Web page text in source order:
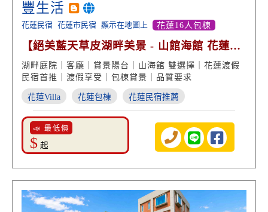
豐生活
花蓮民宿 花蓮市民宿 顯示在地圖上 花蓮16人包棟
【絕美藍天草皮湖畔美景 - 山館海館 花蓮渡
假雙選擇】
湖畔庭院｜客廳｜賞景陽台｜山海館 雙選擇｜花蓮渡假
民宿首推｜渡假享受｜包棟賞景｜品質要求
花蓮Villa 花蓮包棟 花蓮民宿推薦
📣 最低價
$ 起